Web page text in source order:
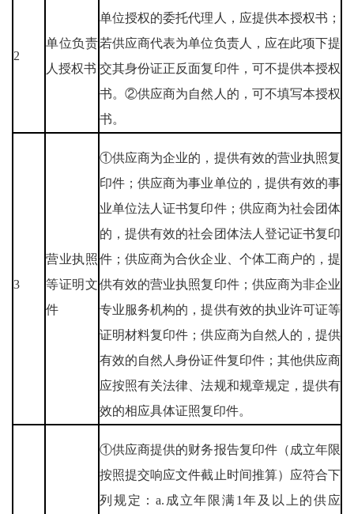
2
单位负责
人授权书
单位授权的委托代理人，应提供本授权书；
若供应商代表为单位负责人，应在此项下提
交其身份证正反面复印件，可不提供本授权
书。②供应商为自然人的，可不填写本授权
书。
3
营业执照
等证明文
件
①供应商为企业的，提供有效的营业执照复
印件；供应商为事业单位的，提供有效的事
业单位法人证书复印件；供应商为社会团体
的，提供有效的社会团体法人登记证书复印
件；供应商为合伙企业、个体工商户的，提
供有效的营业执照复印件；供应商为非企业
专业服务机构的，提供有效的执业许可证等
证明材料复印件；供应商为自然人的，提供
有效的自然人身份证件复印件；其他供应商
应按照有关法律、法规和规章规定，提供有
效的相应具体证照复印件。
①供应商提供的财务报告复印件（成立年限
按照提交响应文件截止时间推算）应符合下
列规定：a.成立年限满1年及以上的供应